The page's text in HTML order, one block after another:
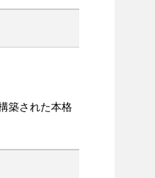
築された本格